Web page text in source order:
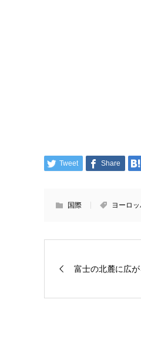
Tweet Share
国際 ヨーロ
富士の北麓に広